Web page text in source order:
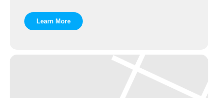
Learn More